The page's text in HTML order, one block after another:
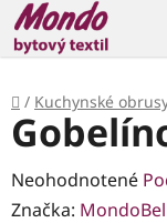
Prejsť
na
obsah
Domov
/ Kuchynské
Priemerné
hodnotenie
Neohodnotené
Značka: